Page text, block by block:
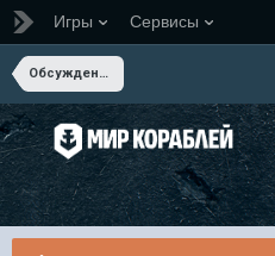
Игры Сервисы
Обсуждение Мира Кораблей